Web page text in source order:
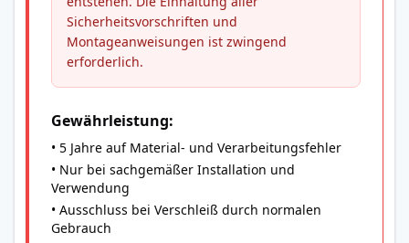
Sicherheitsvorschriften und
Montageanweisungen ist zwingend
erforderlich.
Gewährleistung:
• 5 Jahre auf Material- und Verarbeitungsfehler
• Nur bei sachgemäßer Installation und
Verwendung
• Ausschluss bei Verschleiß durch normalen
Gebrauch